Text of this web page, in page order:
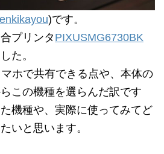
)です。
プリンタ PIXUSMG6730BK
た。
ホで共有できる点や、本体の
この機種を選らんだ訳です
機種や、実際に使ってみてど
いと思います。